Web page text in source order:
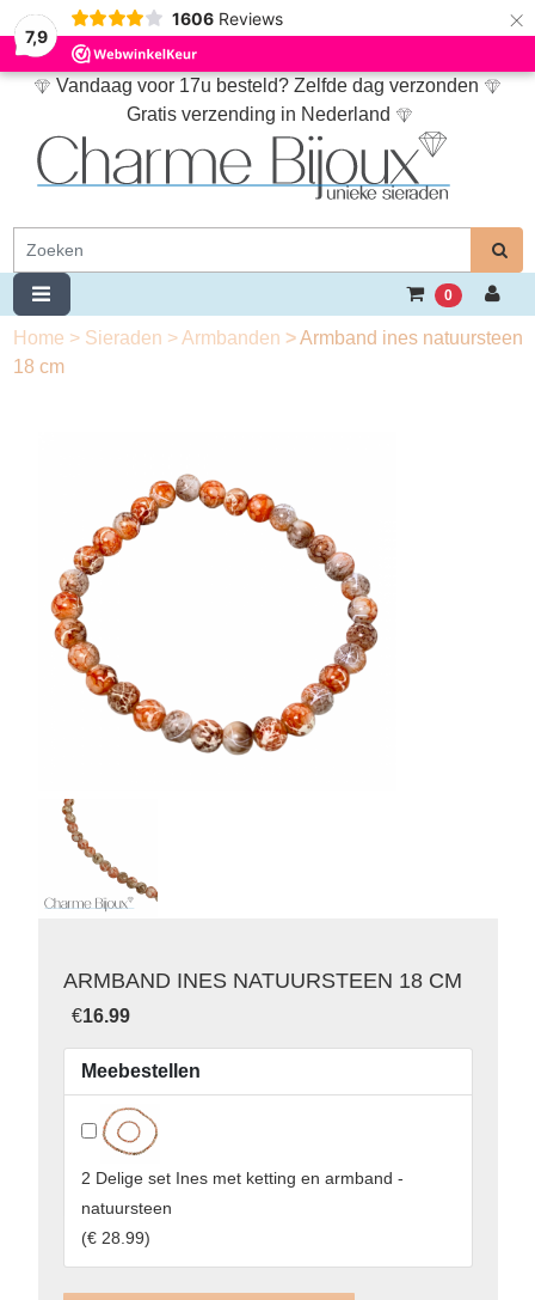
7,9
1606 Reviews ×
Vandaag voor 17u besteld? Zelfde dag verzonden
Gratis verzending in Nederland
0
Home > Sieraden >Armbanden > Armband ines natuursteen
18 cm
ARMBAND INES NATUURSTEEN 18 CM
€16.99
Meebestellen
2 Delige set Ines met ketting en armband -
natuursteen
(€ 28.99)